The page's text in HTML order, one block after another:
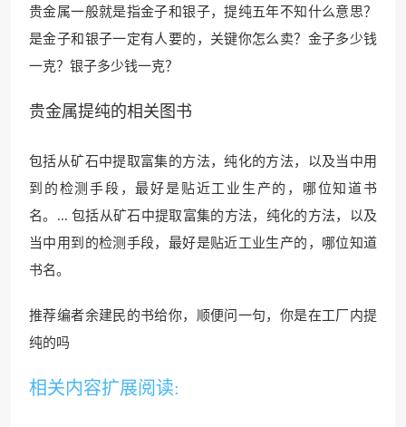
贵金属一般就是指金子和银子，提纯五年不知什么意思？
是金子和银子一定有人要的，关键你怎么卖？ 金子多少钱
一克？银子多少钱一克？
贵金属提纯的相关图书
包括从矿石中提取富集的方法，纯化的方法，以及当中用
到的检测手段，最好是贴近工业生产的，哪位知道书
名。... 包括从矿石中提取富集的方法，纯化的方法，以及
当中用到的检测手段，最好是贴近工业生产的，哪位知道
书名。
推荐编者余建民的书给你，顺便问一句，你是在工厂内提
纯的吗
相关内容扩展阅读: